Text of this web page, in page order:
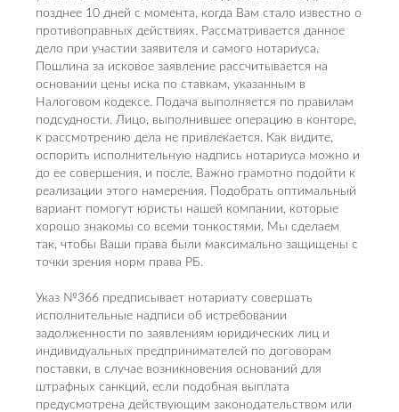
позднее 10 дней с момента, когда Вам стало известно о
противоправных действиях. Рассматривается данное
дело при участии заявителя и самого нотариуса.
Пошлина за исковое заявление рассчитывается на
основании цены иска по ставкам, указанным в
Налоговом кодексе. Подача выполняется по правилам
подсудности. Лицо, выполнившее операцию в конторе,
к рассмотрению дела не привлекается. Как видите,
оспорить исполнительную надпись нотариуса можно и
до ее совершения, и после. Важно грамотно подойти к
реализации этого намерения. Подобрать оптимальный
вариант помогут юристы нашей компании, которые
хорошо знакомы со всеми тонкостями. Мы сделаем
так, чтобы Ваши права были максимально защищены с
точки зрения норм права РБ.
Указ №366 предписывает нотариату совершать
исполнительные надписи об истребовании
задолженности по заявлениям юридических лиц и
индивидуальных предпринимателей по договорам
поставки, в случае возникновения оснований для
штрафных санкций, если подобная выплата
предусмотрена действующим законодательством или